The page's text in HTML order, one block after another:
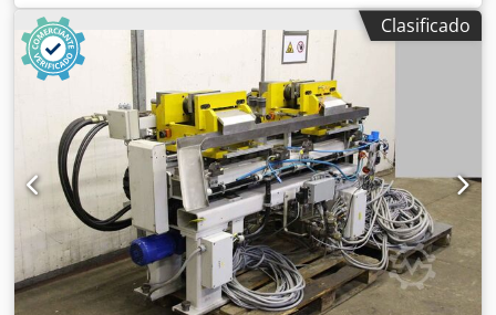
en polvo: utilizada para la fabricación de lamas/persianas.
-Componentes neumáticos: fabricante Festo. Credpfx Aljgal
Anonsf -Motorreductor: WEG, 0,25 kW. -Dimensiones:
3400/850/A1935 mm. -Peso: 746 kg.
Clasificado